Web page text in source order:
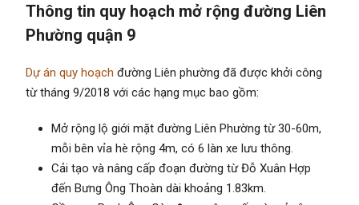
Thông tin quy hoạch mở rộng đường Liên
Phường quận 9
Dự án quy hoạch đường Liên phường đã được khởi công
từ tháng 9/2018 với các hạng mục bao gồm:
Mở rộng lộ giới mặt đường Liên Phường từ 30-60m,
mỗi bên vỉa hè rộng 4m, có 6 làn xe lưu thông.
Cải tạo và nâng cấp đoạn đường từ Đỗ Xuân Hợp
đến Bưng Ông Thoàn dài khoảng 1.83km.